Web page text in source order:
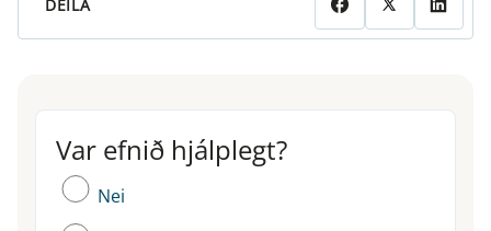
DEILA
Var efnið hjálplegt?
Var efnið hjálplegt?
Nei